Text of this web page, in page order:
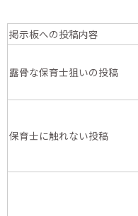
掲示板への投稿内容
露骨な保育士狙いの投稿
保育士に触れない投稿